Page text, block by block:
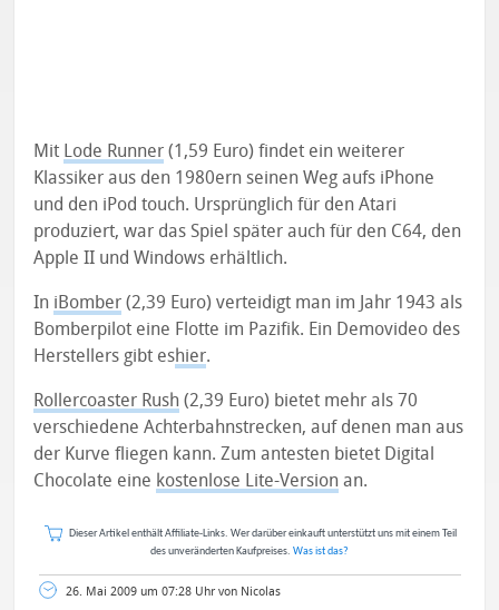
Mit Lode Runner (1,59 Euro) findet ein weiterer
Klassiker aus den 1980ern seinen Weg aufs iPhone
und den iPod touch. Ursprünglich für den Atari
produziert, war das Spiel später auch für den C64, den
Apple II und Windows erhältlich.
In iBomber (2,39 Euro) verteidigt man im Jahr 1943 als
Bomberpilot eine Flotte im Pazifik. Ein Demovideo des
Herstellers gibt eshier.
Rollercoaster Rush (2,39 Euro) bietet mehr als 70
verschiedene Achterbahnstrecken, auf denen man aus
der Kurve fliegen kann. Zum antesten bietet Digital
Chocolate eine kostenlose Lite-Version an.
Dieser Artikel enthält Affiliate-Links. Wer darüber einkauft unterstützt uns mit einem Teil
des unveränderten Kaufpreises. Was ist das?
26. Mai 2009 um 07:28 Uhr von Nicolas